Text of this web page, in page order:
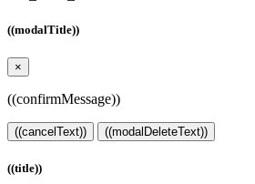
((modalTitle))
×
((confirmMessage))
((cancelText)) ((modalDeleteText))
((title))